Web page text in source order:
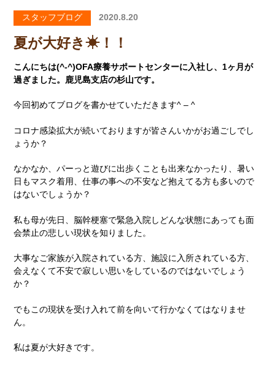
スタッフブログ 2020.8.20
夏が大好き☀！！
こんにちは(^-^)OFA療養サポートセンターに入社し、1ヶ月が
過ぎました。鹿児島支店の杉山です。
今回初めてブログを書かせていただきます^ – ^
コロナ感染拡大が続いておりますが皆さんいかがお過ごしでし
ょうか？
なかなか、パーっと遊びに出歩くことも出来なかったり、暑い
日もマスク着用、仕事の事への不安など抱えてる方も多いので
はないでしょうか？
私も母が先日、脳幹梗塞で緊急入院しどんな状態にあっても面
会禁止の悲しい現状を知りました。
大事なご家族が入院されている方、施設に入所されている方、
会えなくて不安で寂しい思いをしているのではないでしょう
か？
でもこの現状を受け入れて前を向いて行かなくてはなりませ
ん。
私は夏が大好きです。